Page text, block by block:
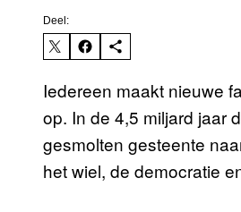
Deel:
Iedereen maakt nieuwe
op. In de 4,5 miljard jaar
gesmolten gesteente
het wiel, de democratie